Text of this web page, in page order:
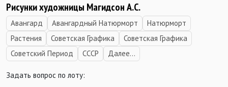
Рисунки художницы Магидсон А.С.
Авангард Авангардный Натюрморт
Натюрморт
Растения
Советская Графика
Советская Графика
Советский Период
СССР Далее...
Задать вопрос по лоту: